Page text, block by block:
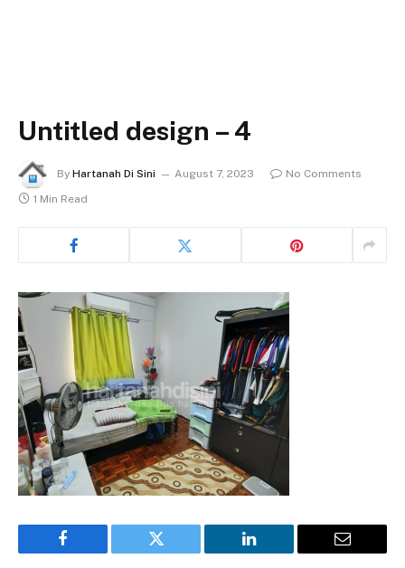
Untitled design – 4
By Hartanah Di Sini August 7, 2023
No Comments
1 Min Read
Facebook Twitter LinkedIn Email